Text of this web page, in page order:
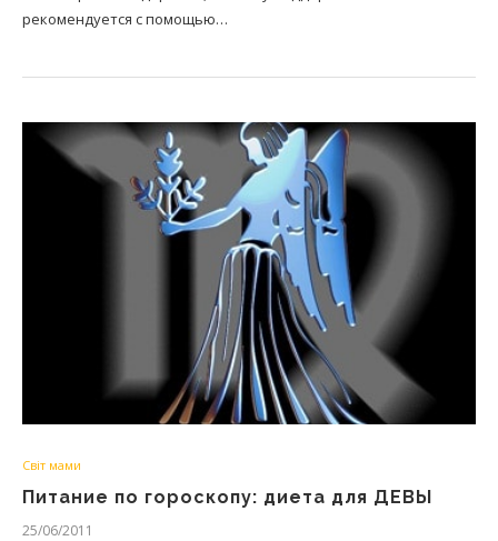
рекомендуется с помощью…
Світ мами
Питание по гороскопу: диета для ДЕВЫ
25/06/2011